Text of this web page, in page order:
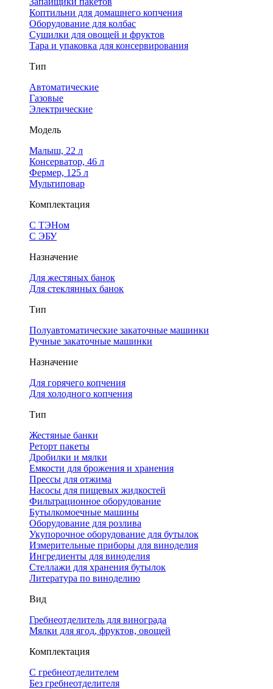
Коптильни для домашнего копчения
Оборудование для колбас
Сушилки для овощей и фруктов
Тара и упаковка для консервирования
Тип
Автоматические
Газовые
Электрические
Модель
Малыш, 22 л
Консерватор, 46 л
Фермер, 125 л
Мультиповар
Комплектация
С ТЭНом
С ЭБУ
Назначение
Для жестяных банок
Для стеклянных банок
Тип
Полуавтоматические закаточные машинки
Ручные закаточные машинки
Назначение
Для горячего копчения
Для холодного копчения
Тип
Жестяные банки
Реторт пакеты
Дробилки и мялки
Емкости для брожения и хранения
Прессы для отжима
Насосы для пищевых жидкостей
Фильтрационное оборудование
Бутылкомоечные машины
Оборудование для розлива
Укупорочное оборудование для бутылок
Измерительные приборы для виноделия
Ингредиенты для виноделия
Стеллажи для хранения бутылок
Литература по виноделию
Вид
Гребнеотделитель для винограда
Мялки для ягод, фруктов, овощей
Комплектация
С гребнеотделителем
Без гребнеотделителя